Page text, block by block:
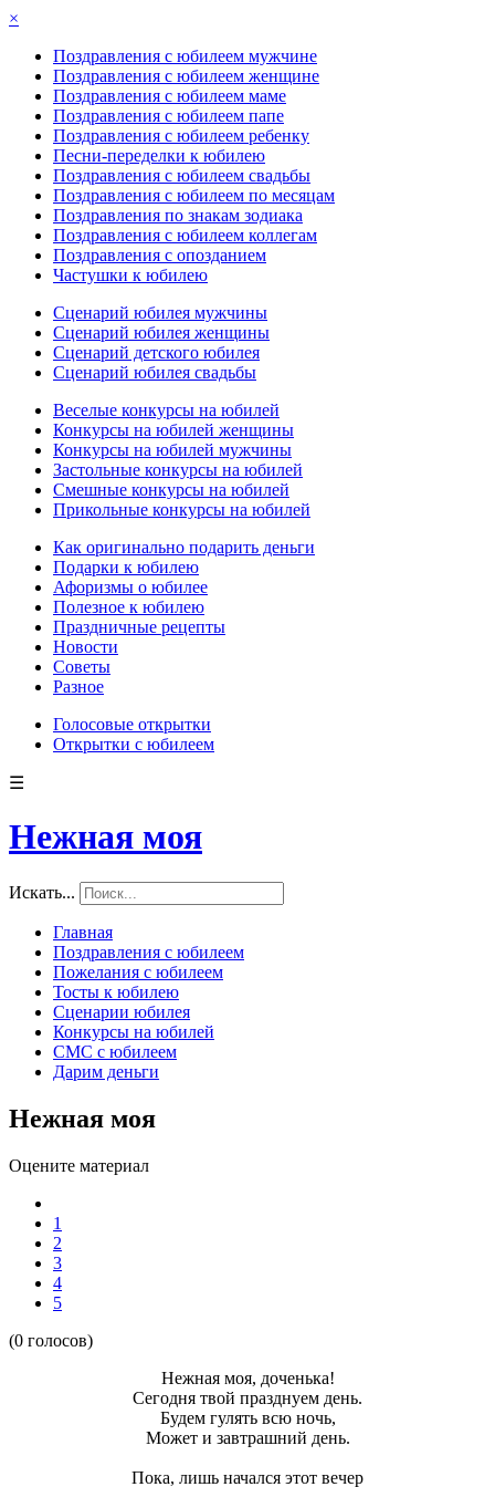
×
Поздравления с юбилеем мужчине
Поздравления с юбилеем женщине
Поздравления с юбилеем маме
Поздравления с юбилеем папе
Поздравления с юбилеем ребенку
Песни-переделки к юбилею
Поздравления с юбилеем свадьбы
Поздравления с юбилеем по месяцам
Поздравления по знакам зодиака
Поздравления с юбилеем коллегам
Поздравления с опозданием
Частушки к юбилею
Сценарий юбилея мужчины
Сценарий юбилея женщины
Сценарий детского юбилея
Сценарий юбилея свадьбы
Веселые конкурсы на юбилей
Конкурсы на юбилей женщины
Конкурсы на юбилей мужчины
Застольные конкурсы на юбилей
Смешные конкурсы на юбилей
Прикольные конкурсы на юбилей
Как оригинально подарить деньги
Подарки к юбилею
Афоризмы о юбилее
Полезное к юбилею
Праздничные рецепты
Новости
Советы
Разное
Голосовые открытки
Открытки с юбилеем
☰
Нежная моя
Искать...
Главная
Поздравления с юбилеем
Пожелания с юбилеем
Тосты к юбилею
Сценарии юбилея
Конкурсы на юбилей
СМС с юбилеем
Дарим деньги
Нежная моя
Оцените материал
1
2
3
4
5
(0 голосов)
Нежная моя, доченька!
Сегодня твой празднуем день.
Будем гулять всю ночь,
Может и завтрашний день.
Пока, лишь начался этот вечер